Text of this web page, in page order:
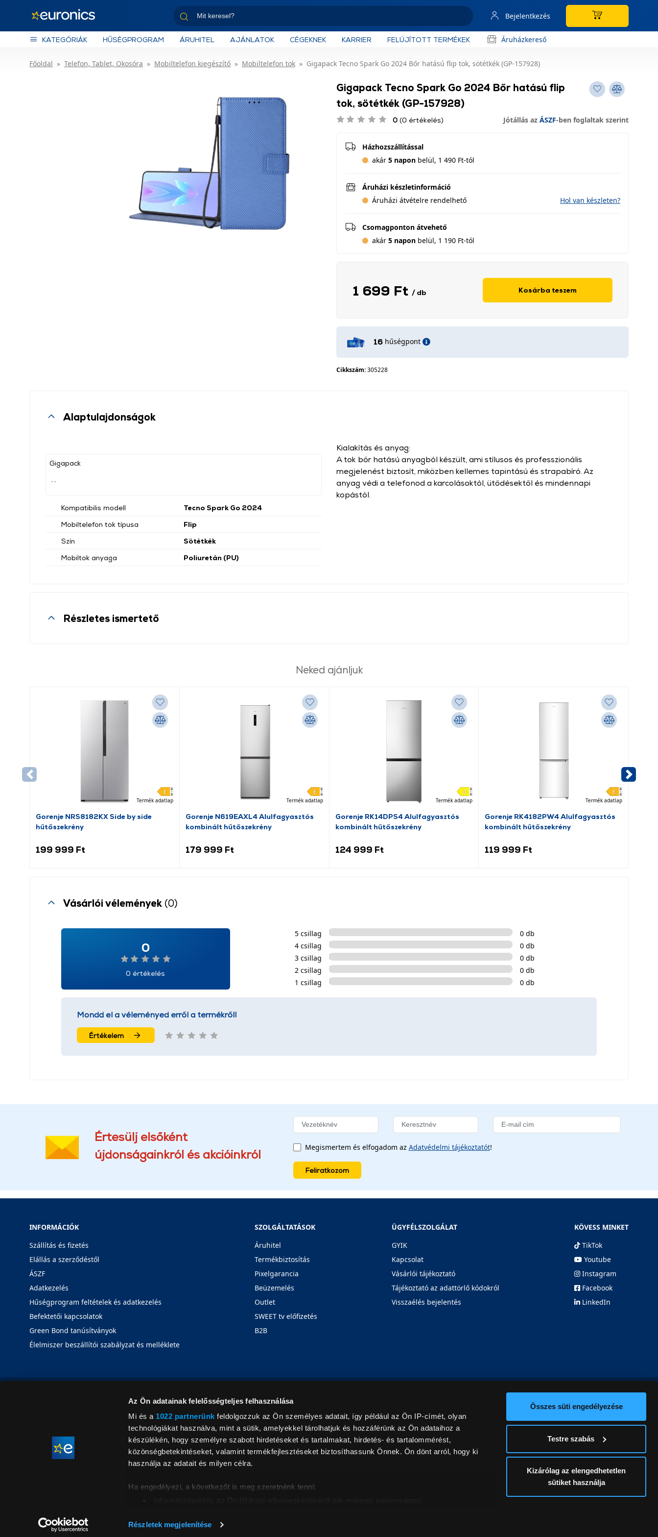
Az Ön adatainak felelősségteljes felhasználása
Mi és a 1022 partnerünk feldolgozzuk az Ön személyes adatait, így például az Ön IP-címét, olyan
technológiákat használva, mint a sütik, amelyekkel tárolhatjuk és hozzáférünk az Ön adataihoz a
készülékén, hogy személyre szabott hirdetéseket és tartalmakat, hirdetés- és tartalommérést,
közönségbetekintéseket, valamint termékfejlesztéseket biztosíthassunk Önnek. Ön dönt arról, hogy ki
használja az adatait és milyen célra.
Ha engedélyezi, a következőt is meg szeretnénk tenni:
ellenőrzésével
Részletek megjelenítése
Összes süti engedélyezése
Testre szabás
Kizárólag az elengedhetetlen
sütiket használja
Bejelentkezés
KATEGÓRIÁK HŰSÉGPROGRAM ÁRUHITEL AJÁNLATOK CÉGEKNEK KARRIER FELÚJÍTOTT TERMÉKEK Áruházkereső
Főoldal Telefon, Tablet, Okosóra Mobiltelefon kiegészítő Mobiltelefon tok Gigapack Tecno Spark Go 2024 Bőr hatású flip tok, sötétkék (GP-157928)
Gigapack Tecno Spark Go 2024 Bőr hatású flip
tok, sötétkék (GP-157928)
0 (0 értékelés) Jótállás az ÁSZF-ben foglaltak szerint
Házhozszállítással
akár 5 napon belül, 1 490 Ft-tól
Áruházi készletinformáció
Áruházi átvételre rendelhető
Hol van készleten?
Csomagponton átvehető
akár 5 napon belül, 1 190 Ft-tól
1 699 Ft / db Kosárba teszem
16 hűségpont
Cikkszám:305228
Alaptulajdonságok
Gigapack
Kompatibilis modell
Tecno Spark Go 2024
Mobiltelefon tok típusa
Flip
Szín
Sötétkék
Mobiltok anyaga
Poliuretán (PU)
Kialakítás és anyag:
A tok bőr hatású anyagból készült, ami stílusos és professzionális
megjelenést biztosít, miközben kellemes tapintású és strapabíró. Az
anyag védi a telefonod a karcolásoktól, ütődésektől és mindennapi
kopástól.
Részletes ismertető
Neked ajánljuk
Termék adatlap
Gorenje NRS8182KX Side by side
hűtőszekrény
199 999 Ft
Termék adatlap
Gorenje N619EAXL4 Alulfagyasztós
kombinált hűtőszekrény
179 999 Ft
Termék adatlap
Gorenje RK14DPS4 Alulfagyasztós
kombinált hűtőszekrény
124 999 Ft
Termék adatlap
Gorenje RK4182PW4 Alulfagyasztós
kombinált hűtőszekrény
119 999 Ft
Vásárlói vélemények (0)
0
0 értékelés
5 csillag
0 db
4 csillag
0 db
3 csillag
0 db
2 csillag
0 db
1 csillag
0 db
Mondd el a véleményed erről a termékről!
Értékelem
Értesülj elsőként
újdonságainkról és akcióinkról
Megismertem és elfogadom az Adatvédelmi tájékoztatót!
Feliratkozom
INFORMÁCIÓK
Szállítás és fizetés
Elállás a szerződéstől
ÁSZF
Adatkezelés
Hűségprogram feltételek és adatkezelés
Befektetői kapcsolatok
Green Bond tanúsítványok
Élelmiszer beszállítói szabályzat és melléklete
SZOLGÁLTATÁSOK
Áruhitel
Termékbiztosítás
Pixelgarancia
Beüzemelés
Outlet
SWEET tv előfizetés
B2B
ÜGYFÉLSZOLGÁLAT
GYIK
Kapcsolat
Vásárlói tájékoztató
Tájékoztató az adattörlő kódokról
Visszaélés bejelentés
KÖVESS MINKET
TikTok
Youtube
Instagram
Facebook
LinkedIn
© 2026. Minden jog fenntartva! Euronics Műszaki Áruházlánc
feltüntetett árak, képek leírások tájékoztató jellegűek, és nem minősülnek ajánlattételnek, az esetleges pontatlanságért